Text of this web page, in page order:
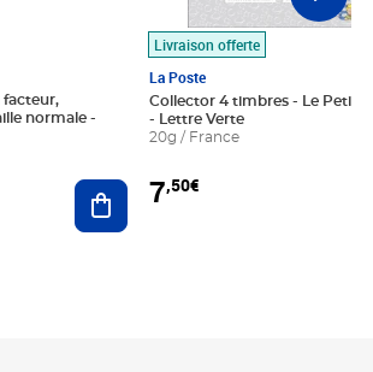
facteur,
Ajouter au panier
Livraison offerte
La Poste
Collector 4 timbres - Le Petit
- Lettre Verte
20g / France
7,50€